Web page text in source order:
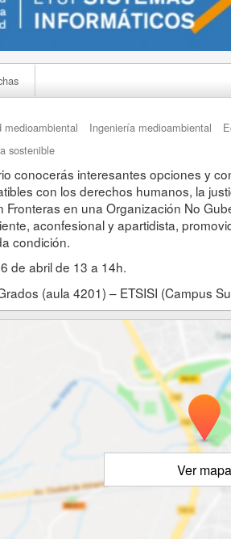
medioambiental Ingeniería medioambiental
sostenible
conocerás interesantes opciones y
con los derechos humanos, la
Fronteras en una Organización No
aconfesional y apartidista,
condición.
de abril de 13 a 14h.
(aula 4201) – ETSISI (Campus
Ver mapa